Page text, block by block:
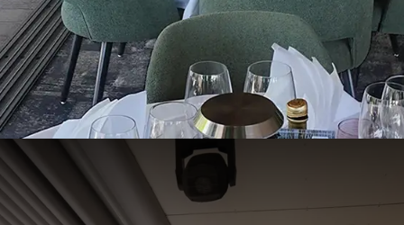
notrerestaurant à